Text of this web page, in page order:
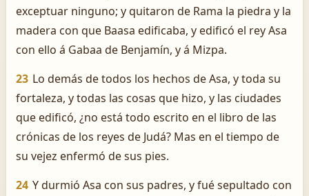
exceptuar ninguno; y quitaron de Rama la piedra y la
madera con que Baasa edificaba, y edificó el rey Asa
con ello á Gabaa de Benjamín, y á Mizpa.
23 Lo demás de todos los hechos de Asa, y toda su
fortaleza, y todas las cosas que hizo, y las ciudades
que edificó, ¿no está todo escrito en el libro de las
crónicas de los reyes de Judá? Mas en el tiempo de
su vejez enfermó de sus pies.
24 Y durmió Asa con sus padres, y fué sepultado con